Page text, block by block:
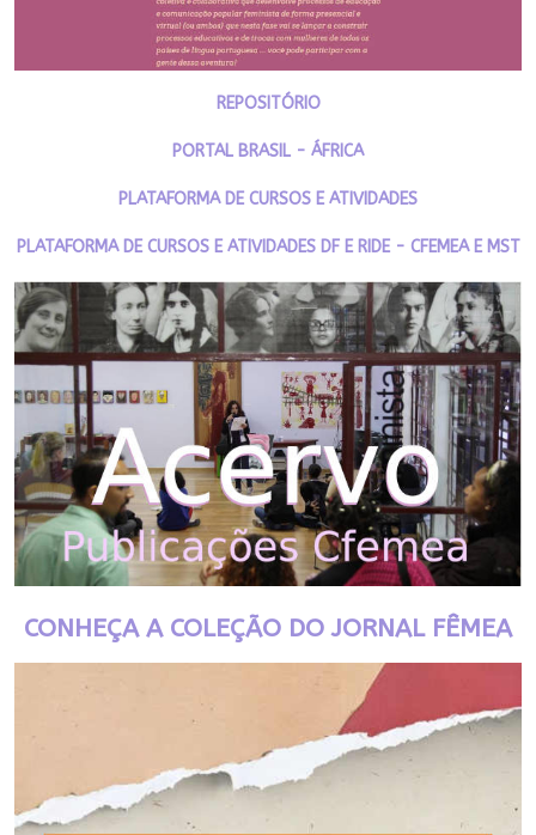
REPOSITÓRIO
PORTAL BRASIL - ÁFRICA
PLATAFORMA DE CURSOS E ATIVIDADES
PLATAFORMA DE CURSOS E ATIVIDADES DF E RIDE - CFEMEA E MST
CONHEÇA A COLEÇÃO DO JORNAL FÊMEA